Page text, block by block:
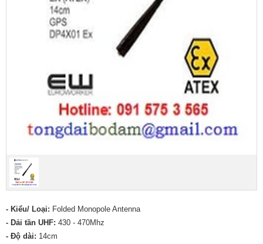
- Kiểu/ Loại: Folded Monopole Antenna
- Dải tần UHF: 430 - 470Mhz
- Độ dài: 14cm